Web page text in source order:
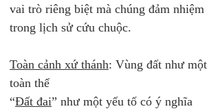
vai trò riêng biệt mà chúng đảm nhiệm
trong lịch sử cứu chuộc.
Toàn cảnh xứ thánh: Vùng đất như một
toàn thể
“Đất đai” như một yếu tố có ý nghĩa